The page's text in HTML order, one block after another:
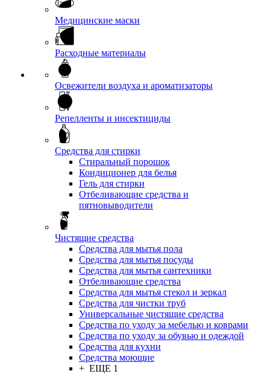
Медицинские маски
Расходные материалы
Освежители воздуха и ароматизаторы
Репелленты и инсектициды
Средства для стирки
Стиральный порошок
Кондиционер для белья
Гель для стирки
Отбеливающие средства и
пятновыводители
Чистящие средства
Средства для мытья пола
Средства для мытья посуды
Средства для мытья сантехники
Отбеливающие средства
Средства для мытья стекол и зеркал
Средства для чистки труб
Универсальные чистящие средства
Средства по уходу за мебелью и коврами
Средства по уходу за обувью и одеждой
Средства для кухни
Средства моющие
+ ЕЩЕ 1